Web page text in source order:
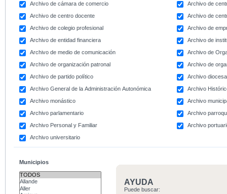
Archivo de cámara de comercio
Archivo de
Archivo de centro docente
Archivo de
Archivo de colegio profesional
Archivo de
Archivo de entidad financiera
Archivo de
Archivo de medio de comunicación
Archivo de
Archivo de organización patronal
Archivo de
Archivo de partido político
Archivo
Archivo General de la Administración Autonómica
Archivo
Archivo monástico
Archivo
Archivo parlamentario
Archivo
Archivo Personal y Familiar
Archivo
Archivo universitario
Municipios
AYUDA
Puede buscar: